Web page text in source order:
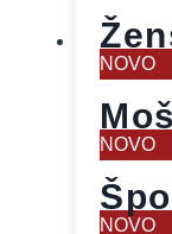
NOVO
NOVO
NOVO